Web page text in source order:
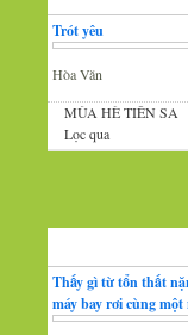
Trót yêu
Hòa Văn
MÙA HÈ TIÊN SA
Lọc qua
Thấy gì từ tổn thất
máy bay rơi cùng một